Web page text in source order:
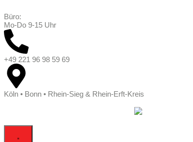
Büro:
Mo-Do 9-15 Uhr
+49 221 96 98 59 69
Köln • Bonn • Rhein-Sieg & Rhein-Erft-Kreis